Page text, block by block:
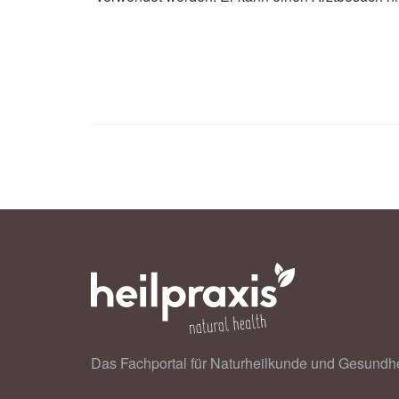
Das Fachportal für Naturheilkunde und